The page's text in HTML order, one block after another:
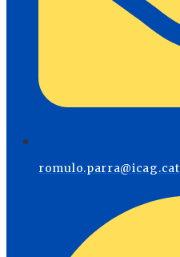
romulo.parra@icag.cat